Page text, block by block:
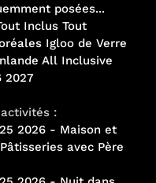
posées...
Inclus Tout
Igloo de Verre
All Inclusive
2027
:
2026 - Maison et
avec Père